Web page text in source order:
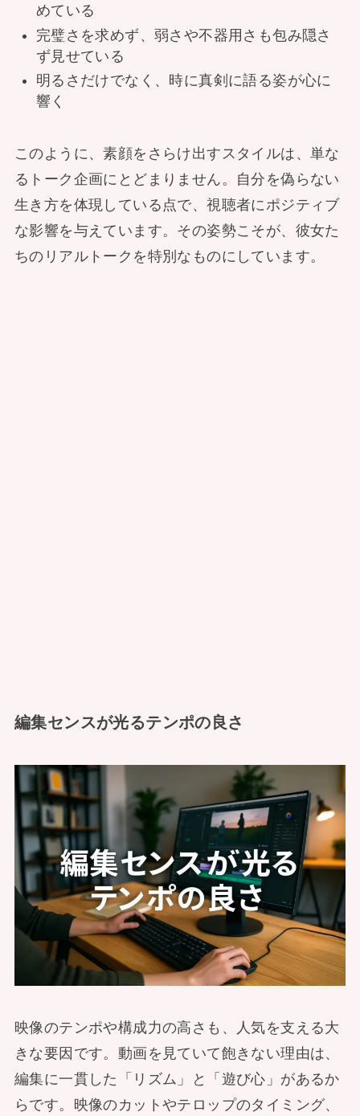
めている
完璧さを求めず、弱さや不器用さも包み隠さ
ず見せている
明るさだけでなく、時に真剣に語る姿が心に
響く
このように、素顔をさらけ出すスタイルは、単な
るトーク企画にとどまりません。自分を偽らない
生き方を体現している点で、視聴者にポジティブ
な影響を与えています。その姿勢こそが、彼女た
ちのリアルトークを特別なものにしています。
編集センスが光るテンポの良さ
映像のテンポや構成力の高さも、人気を支える大
きな要因です。動画を見ていて飽きない理由は、
編集に一貫した「リズム」と「遊び心」があるか
らです。映像のカットやテロップのタイミング、